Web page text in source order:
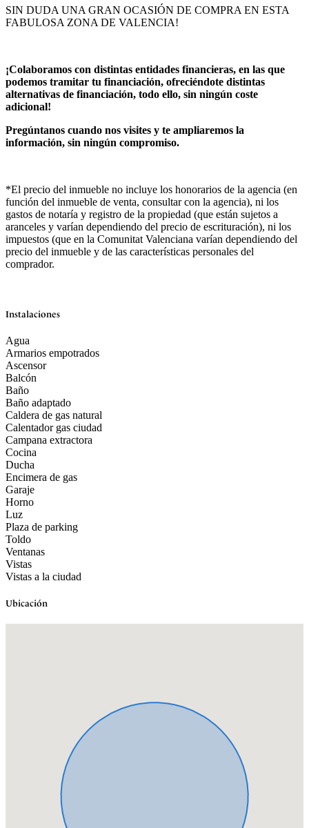
SIN DUDA UNA GRAN OCASIÓN DE COMPRA EN ESTA
FABULOSA ZONA DE VALENCIA!
¡Colaboramos con distintas entidades financieras, en las que
podemos tramitar tu financiación, ofreciéndote distintas
alternativas de financiación, todo ello, sin ningún coste
adicional!
Pregúntanos cuando nos visites y te ampliaremos la
información, sin ningún compromiso.
*El precio del inmueble no incluye los honorarios de la agencia (en
función del inmueble de venta, consultar con la agencia), ni los
gastos de notaría y registro de la propiedad (que están sujetos a
aranceles y varían dependiendo del precio de escrituración), ni los
impuestos (que en la Comunitat Valenciana varían dependiendo del
precio del inmueble y de las características personales del
comprador.
Instalaciones
Agua
Armarios empotrados
Ascensor
Balcón
Baño
Baño adaptado
Caldera de gas natural
Calentador gas ciudad
Campana extractora
Cocina
Ducha
Encimera de gas
Garaje
Horno
Luz
Plaza de parking
Toldo
Ventanas
Vistas
Vistas a la ciudad
Ubicación